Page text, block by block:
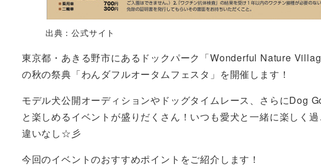
出典：公式サイト
東京都・あきる野市にあるドックパーク「Wonderful Nature
の秋の祭典「わんダフルオータムフェスタ」を開催します！
モデル犬公開オーディションやドッグタイムレース、さらにDog
と楽しめるイベントが盛りだくさん！いつも愛犬と一緒に楽しく
違いなし☆彡
今回のイベントのおすすめポイントをご紹介します！